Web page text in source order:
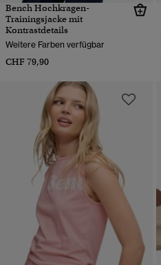
Bench Hochkragen-
Trainingsjacke mit
Kontrastdetails
Weitere Farben verfügbar
CHF 79,90